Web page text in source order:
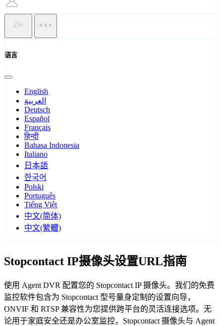
ZH
语言
English
العربية
Deutsch
Español
Français
हिन्दी
Bahasa Indonesia
Italiano
日本語
한국어
Polski
Português
Tiếng Việt
中文(简体)
中文(繁體)
Stopcontact IP摄像头设置URL指南
使用 Agent DVR 配置您的 Stopcontact IP 摄像头。我们的免费
监控软件包含为 Stopcontact 型号量身定制的设置向导，
ONVIF 和 RTSP 兼容性为您提供跨平台的灵活连接选项。无
论用于家庭安全还是办公室监控，Stopcontact 摄像头与 Agent